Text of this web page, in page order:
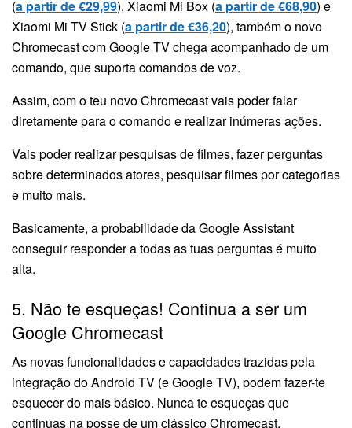
(a partir de €29,99), Xiaomi Mi Box (a partir de €68,90) e
Xiaomi Mi TV Stick (a partir de €36,20), também o novo
Chromecast com Google TV chega acompanhado de um
comando, que suporta comandos de voz.
Assim, com o teu novo Chromecast vais poder falar
diretamente para o comando e realizar inúmeras ações.
Vais poder realizar pesquisas de filmes, fazer perguntas
sobre determinados atores, pesquisar filmes por categorias
e muito mais.
Basicamente, a probabilidade da Google Assistant
conseguir responder a todas as tuas perguntas é muito
alta.
5. Não te esqueças! Continua a ser um
Google Chromecast
As novas funcionalidades e capacidades trazidas pela
integração do Android TV (e Google TV), podem fazer-te
esquecer do mais básico. Nunca te esqueças que
continuas na posse de um clássico Chromecast.